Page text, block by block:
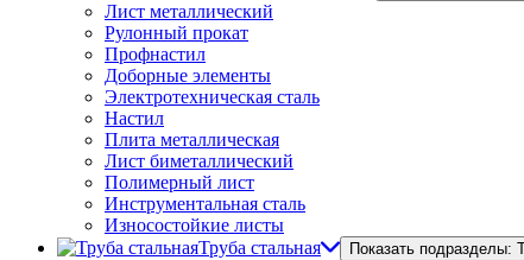
Лист металлический
Рулонный прокат
Профнастил
Доборные элементы
Электротехническая сталь
Настил
Плита металлическая
Лист биметаллический
Полимерный лист
Инструментальная сталь
Износостойкие листы
Труба стальная
Показать подразделы: